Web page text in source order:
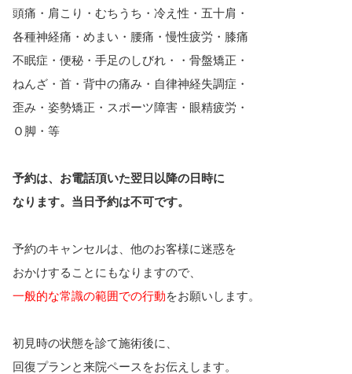
頭痛・肩こり・むちうち・冷え性・五十肩・
各種神経痛・めまい・腰痛・慢性疲労・膝痛
不眠症・便秘・手足のしびれ・・骨盤矯正・
ねんざ・首・背中の痛み・自律神経失調症・
歪み・姿勢矯正・スポーツ障害・眼精疲労・
Ｏ脚・等
予約は、お電話頂いた翌日以降の日時に
なります。 当日予約は不可です。
予約のキャンセルは、他のお客様に迷惑を
おかけすることにもなりますので、
一般的な常識の範囲での行動をお願いします。
初見時の状態を診て施術後に、
回復プランと来院ペースをお伝えします。